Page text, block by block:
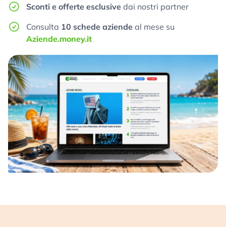
Sconti e offerte esclusive dai nostri partner
Consulta 10 schede aziende al mese su
Aziende.money.it